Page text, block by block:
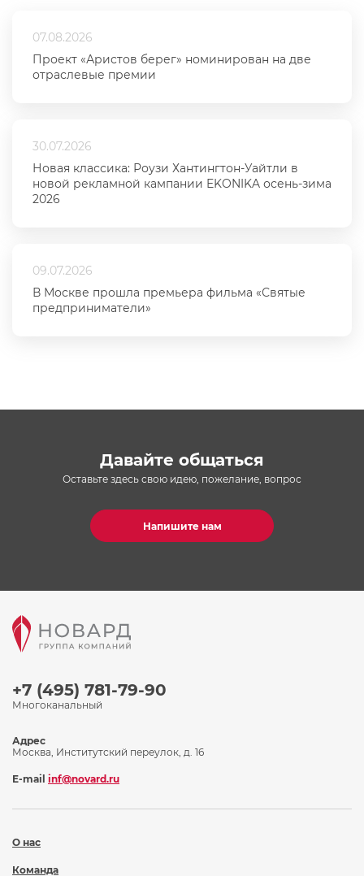
07.08.2026
Проект «Аристов берег» номинирован на две
отраслевые премии
30.07.2026
Новая классика: Роузи Хантингтон-Уайтли в
новой рекламной кампании EKONIKA осень-зима
2026
09.07.2026
В Москве прошла премьера фильма «Святые
предприниматели»
Давайте общаться
Оставьте здесь свою идею, пожелание, вопрос
Напишите нам
+7 (495) 781-79-90
Многоканальный
О нас
Команда
Адрес
Москва, Институтский переулок, д. 16
E-mail inf@novard.ru